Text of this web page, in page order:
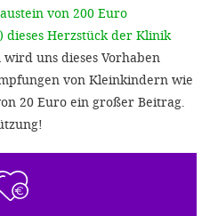
von 200 Euro
dieses Herzstück der Klinik
wird uns dieses Vorhaben
von Kleinkindern wie
20 Euro ein großer Beitrag.